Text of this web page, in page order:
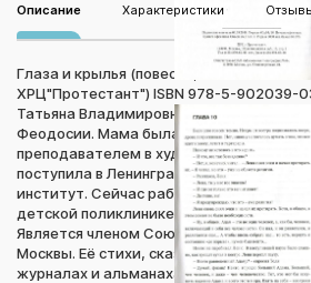
Описание Характеристики
Глаза и крылья (повесть, Татьяна
ХРЦ"Протестант") ISBN 978-5-902039-
Татьяна Владимировна Шипошина
Феодосии. Мама была учительницей
преподавателем в художественной
поступила в Ленинградский
институт. Сейчас работает врачом-
детской поликлинике.
Является членом Союза
Москвы. Её стихи, сказки, и рассказы
журналах и альманахах. Татьяна